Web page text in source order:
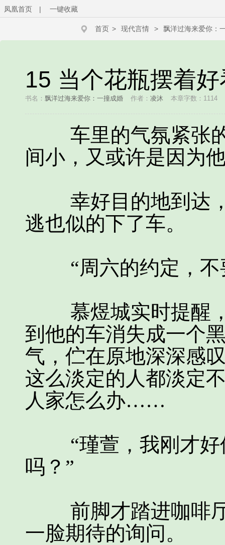
凤凰首页 | 一键收藏
首页 > 现代言情 > 飘洋过海来爱你：
15 当个花瓶摆着好
书名： 飘洋过海来爱你：一撞成婚 作者： 凌沐 本章字数：1114
车里的气氛紧张的
间小，又或许是因为
幸好目的地到达，
逃也似的下了车。
“周六的约定，不
慕煜城实时提醒，
到他的车消失成一个
气，伫在原地深深感
这么淡定的人都淡定
人家怎么办……
“瑾萱，我刚才好
吗？”
前脚才踏进咖啡厅
一脸期待的询问。